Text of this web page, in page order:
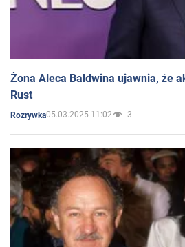
Żona Aleca Baldwina ujawnia, że
Rust
Rozrywka05.03.2025 11:02 3